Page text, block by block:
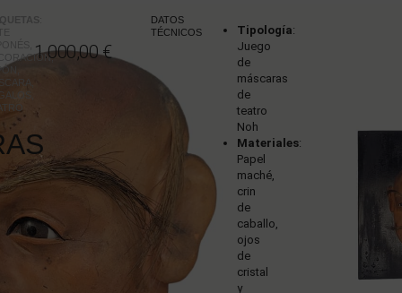
,
1.000,00€
DATOS
TÉCNICOS
Tipología:
Juego
de
máscaras
de
teatro
Noh
Materiales:
Papel
maché,
crin
de
caballo,
ojos
de
cristal
y